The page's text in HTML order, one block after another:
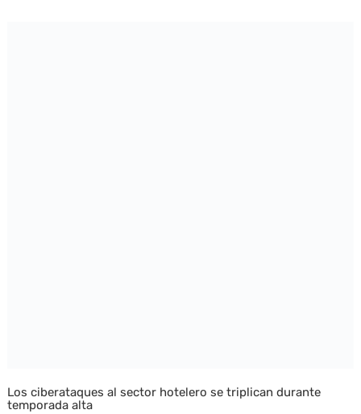
Los ciberataques al sector hotelero se triplican durante
temporada alta